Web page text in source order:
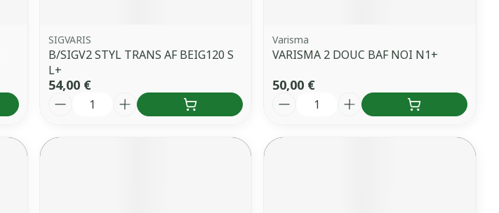
SIGVARIS
B/SIGV2 STYL TRANS AF BEIG120 S
L+
54,00 €
Quantité
Varisma
VARISMA 2 DOUC BAF NOI N1+
50,00 €
Quantité